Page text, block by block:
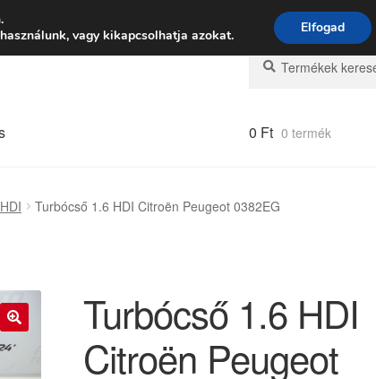
Hétfő-Péntek 9:00–16:0006 80 088 054
Keresés
Keresés
0 Ft 0 termék
Turbócső 1.6 HDI Citroën Peugeot 0382EG
🔍
Turbócső 1.6 HDI
Citroën Peugeot
vagy kikapcsolhatja azokat. Elfogad